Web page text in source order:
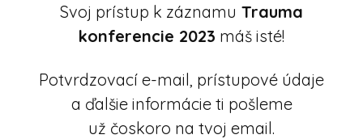
Svoj prístup k záznamu Trauma
konferencie 2023 máš isté!
Potvrdzovací e-mail, prístupové údaje
a ďalšie informácie ti pošleme
už čoskoro na tvoj email.